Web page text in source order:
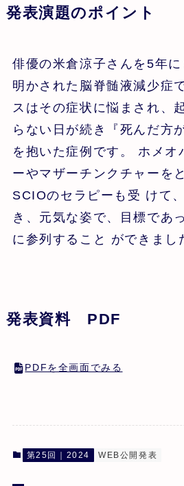
発表演題のポイント
俳優の米倉涼子さんを5年に
明かされた脳脊髄液減少症
スはその症状に悩まされ、
らない日が続き『死んだ方
を抱いた症例です。 ホメオ
ーやマザーチンクチャーを
SCIOのセラピーも受 けて
き、元気な姿で、目標であ
に参列すること ができまし
発表資料 PDF
PDFを全画面でみる
第25回｜2024 WEB公開発表